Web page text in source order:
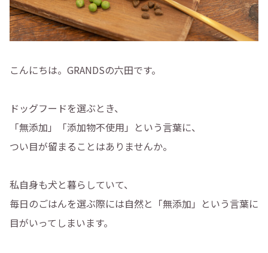
こんにちは。GRANDSの六田です。
ドッグフードを選ぶとき、
「無添加」「添加物不使用」という言葉に、
つい目が留まることはありませんか。
私自身も犬と暮らしていて、
毎日のごはんを選ぶ際には自然と「無添加」という言葉に
目がいってしまいます。